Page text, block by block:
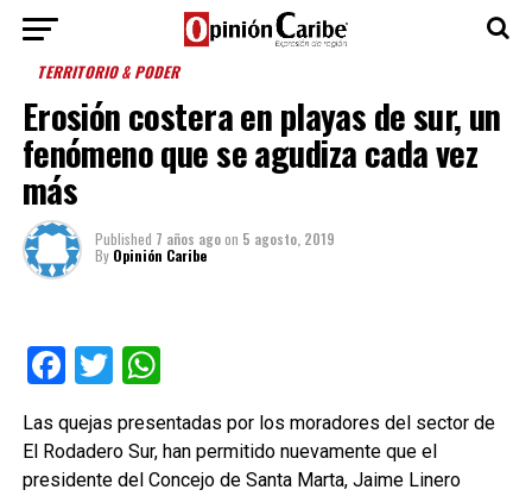
TERRITORIO & PODER
Erosión costera en playas de sur, un
fenómeno que se agudiza cada vez
más
Published 7 años agoon 5 agosto, 2019
By Opinión Caribe
Facebook
TwitterWhatsApp
Las quejas presentadas por los moradores del sector de
El Rodadero Sur, han permitido nuevamente que el
presidente del Concejo de Santa Marta, Jaime Linero